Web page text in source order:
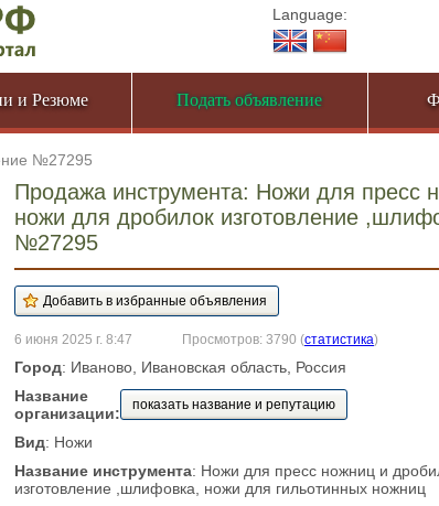
Language:
и Резюме Подать объявление
№27295
Продажа инструмента: Ножи для пресс
ножи для дробилок изготовление
№27295
6 июня 2025 г. 8:47 Просмотров: 3790 (статистика)
Город: Иваново, Ивановская область, Россия
Название
организации:
показать название и репутацию
Вид: Ножи
Название инструмента: Ножи для пресс ножниц и
изготовление ,шлифовка, ножи для гильотинных ножниц